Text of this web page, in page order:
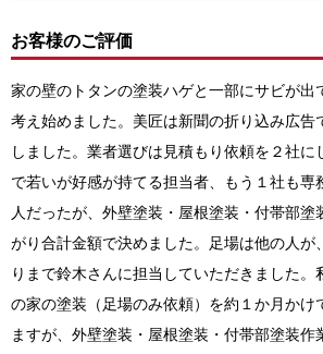
お客様のご評価
家の壁のトタンの塗装ハゲと一部にサビが出
考え始めました。美匠は新聞の折り込み広告
しました。業者選びは見積もり依頼を２社に
で若いが好感が持てる担当者、もう１社も専
人だったが、外壁塗装・屋根塗装・付帯部塗
がり合計金額で決めました。足場は他の人が
りまで鈴木さんに担当していただきました。
の家の塗装（足場のみ依頼）を約１か月かけ
ますが、外壁塗装・屋根塗装・付帯部塗装作